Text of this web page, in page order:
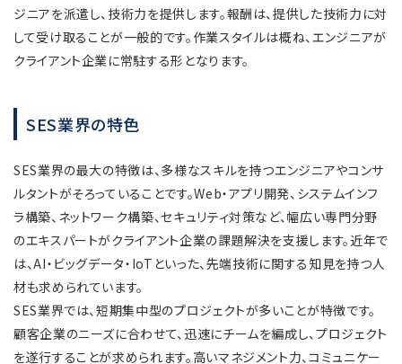
ジニアを派遣し、技術力を提供します。報酬は、提供した技術力に対
して受け取ることが一般的です。作業スタイルは概ね、エンジニアが
クライアント企業に常駐する形となります。
SES業界の特色
SES業界の最大の特徴は、多様なスキルを持つエンジニアやコンサ
ルタントがそろっていることです。Web・アプリ開発、システムインフ
ラ構築、ネットワーク構築、セキュリティ対策など、幅広い専門分野
のエキスパートがクライアント企業の課題解決を支援します。近年で
は、AI・ビッグデータ・IoTといった、先端技術に関する知見を持つ人
材も求められています。
SES業界では、短期集中型のプロジェクトが多いことが特徴です。
顧客企業のニーズに合わせて、迅速にチームを編成し、プロジェクト
を遂行することが求められます。高いマネジメント力、コミュニケー